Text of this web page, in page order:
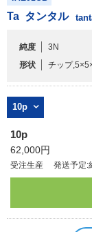
Ta タンタル
純度
3N
形状
チップ
10p
10p
62,000円
受注生産 発送予定: